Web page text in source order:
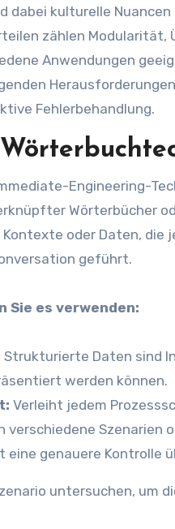
dabei kulturelle
zählen
Anwendungen
Fehlerbehandlung.
Engineering-
Wörterbücher
oder Daten,
geführt.
Sie es verwenden:
Strukturierte Daten sind
werden können.
Verleiht jedem
verschiedene Szenarien
eine genauere Kontrolle
untersuchen, um